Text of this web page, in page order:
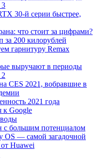
3
30-й серии быстрее,
что стоит за цифрами?
за 200 килорублей
гарнитуру Remax
выручают в периоды
2
CES 2021, вобравшие в
2021 года
к Google
с большим потенциалом
OS — самой загадочной
Huawei